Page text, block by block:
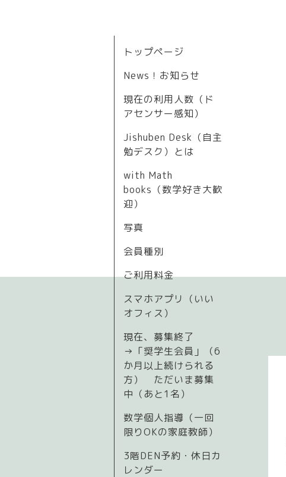
トップページ
News！お知らせ
現在の利用人数（ド
アセンサー感知）
Jishuben Desk（自主
勉デスク）とは
with Math
books（数学好き大歓
迎）
写真
会員種別
ご利用料金
スマホアプリ（いい
オフィス）
現在、募集終了
→「奨学生会員」（6
か月以上続けられる
方） ただいま募集
中（あと1名）
数学個人指導（一回
限りOKの家庭教師）
3階DEN予約・休日カ
レンダー